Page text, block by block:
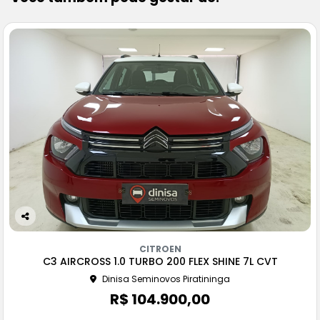
Co
CITROEN
C3 AIRCROSS 1.0 TURBO 200 FLEX SHINE 7L CVT
Dinisa Seminovos Piratininga
R$ 104.900,00